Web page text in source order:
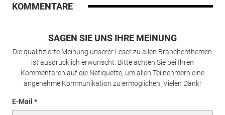
KOMMENTARE
SAGEN SIE UNS IHRE MEINUNG
Die qualifizierte Meinung unserer Leser zu allen Branchenthemen
ist ausdrücklich erwünscht. Bitte achten Sie bei Ihren
Kommentaren auf die Netiquette, um allen Teilnehmern eine
angenehme Kommunikation zu ermöglichen. Vielen Dank!
E-Mail